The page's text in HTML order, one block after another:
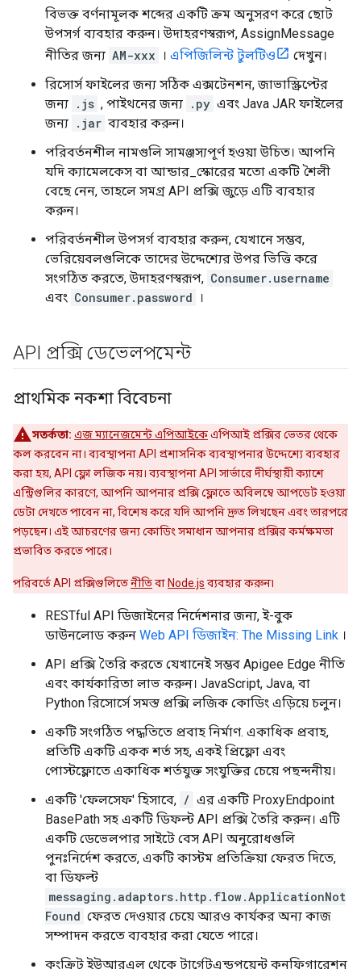
বিভক্ত বর্ণনামূলক শব্দের একটি ক্রম অনুসরণ করে ছোট
উপসর্গ ব্যবহার করুন। উদাহরণস্বরূপ, AssignMessage
নীতির জন্য AM-xxx । এপিজিলিন্ট টুলটিও
দেখুন।
রিসোর্স ফাইলের জন্য সঠিক এক্সটেনশন, জাভাস্ক্রিপ্টের
জন্য .js , পাইথনের জন্য .py এবং Java JAR ফাইলের
জন্য .jar ব্যবহার করুন।
পরিবর্তনশীল নামগুলি সামঞ্জস্যপূর্ণ হওয়া উচিত। আপনি
যদি ক্যামেলকেস বা আন্ডার_স্কোরের মতো একটি শৈলী
বেছে নেন, তাহলে সমগ্র API প্রক্সি জুড়ে এটি ব্যবহার
করুন।
পরিবর্তনশীল উপসর্গ ব্যবহার করুন, যেখানে সম্ভব,
ভেরিয়েবলগুলিকে তাদের উদ্দেশ্যের উপর ভিত্তি করে
সংগঠিত করতে, উদাহরণস্বরূপ, Consumer.username
এবং Consumer.password ।
API প্রক্সি ডেভেলপমেন্ট
প্রাথমিক নকশা বিবেচনা
সতর্কতা: এজ ম্যানেজমেন্ট এপিআইকেএপিআই প্রক্সির ভেতর থেকে
কল করবেন না। ব্যবস্থাপনা API প্রশাসনিক ব্যবস্থাপনার উদ্দেশ্যে ব্যবহার
করা হয়, API ফ্লো লজিক নয়। ব্যবস্থাপনা API সার্ভারে দীর্ঘস্থায়ী ক্যাশে
এন্ট্রিগুলির কারণে, আপনি আপনার প্রক্সি ফ্লোতে অবিলম্বে আপডেট হওয়া
ডেটা দেখতে পাবেন না, বিশেষ করে যদি আপনি দ্রুত লিখছেন এবং তারপরে
পড়ছেন। এই আচরণের জন্য কোডিং সমাধান আপনার প্রক্সির কর্মক্ষমতা
প্রভাবিত করতে পারে।
পরিবর্তে API প্রক্সিগুলিতেনীতিবা Node.js ব্যবহার করুন৷
RESTful API ডিজাইনের নির্দেশনার জন্য, ই-বুক
ডাউনলোড করুন Web API ডিজাইন: The Missing Link ।
API প্রক্সি তৈরি করতে যেখানেই সম্ভব Apigee Edge নীতি
এবং কার্যকারিতা লাভ করুন। JavaScript, Java, বা
Python রিসোর্সে সমস্ত প্রক্সি লজিক কোডিং এড়িয়ে চলুন।
একটি সংগঠিত পদ্ধতিতে প্রবাহ নির্মাণ. একাধিক প্রবাহ,
প্রতিটি একটি একক শর্ত সহ, একই প্রিফ্লো এবং
পোস্টফ্লোতে একাধিক শর্তযুক্ত সংযুক্তির চেয়ে পছন্দনীয়।
একটি 'ফেলসেফ' হিসাবে, / এর একটি ProxyEndpoint
BasePath সহ একটি ডিফল্ট API প্রক্সি তৈরি করুন। এটি
একটি ডেভেলপার সাইটে বেস API অনুরোধগুলি
পুনঃনির্দেশ করতে, একটি কাস্টম প্রতিক্রিয়া ফেরত দিতে,
বা ডিফল্ট
messaging.adaptors.http.flow.ApplicationNot
Found ফেরত দেওয়ার চেয়ে আরও কার্যকর অন্য কাজ
সম্পাদন করতে ব্যবহার করা যেতে পারে।
কংক্রিট ইউআরএল থেকে টার্গেটএন্ডপয়েন্ট কনফিগারেশন